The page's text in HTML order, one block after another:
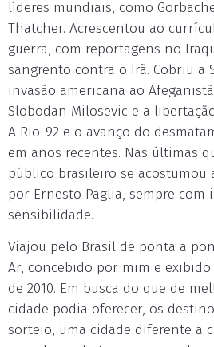
líderes mundiais, como
Thatcher. Acrescentou ao
guerra, com reportagens no
sangrento contra o Irã. Cobriu a
invasão americana ao
Slobodan Milosevic e a
A Rio-92 e o avanço do
em anos recentes. Nas últimas
público brasileiro se acostumou
por Ernesto Paglia, sempre com
sensibilidade.
Viajou pelo Brasil de ponta a
Ar, concebido por mim e
de 2010. Em busca do que de
cidade podia oferecer, os
sorteio, uma cidade diferente a